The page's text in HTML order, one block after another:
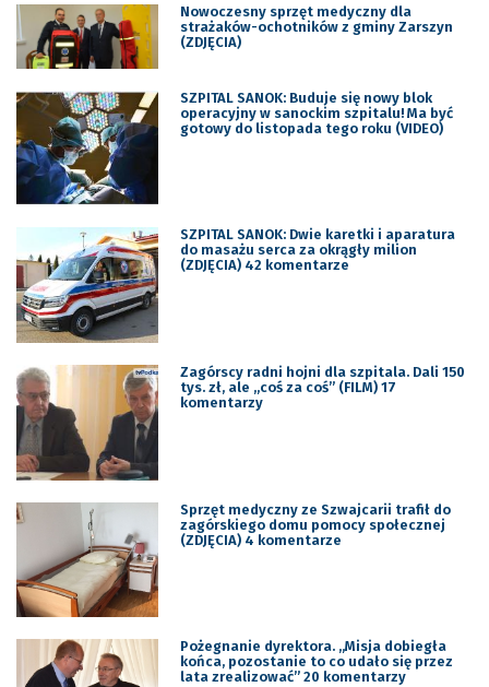
Nowoczesny sprzęt medyczny dla
strażaków-ochotników z gminy Zarszyn
(ZDJĘCIA)
SZPITAL SANOK: Buduje się nowy blok
operacyjny w sanockim szpitalu! Ma być
gotowy do listopada tego roku (VIDEO)
SZPITAL SANOK: Dwie karetki i aparatura
do masażu serca za okrągły milion
(ZDJĘCIA) 42 komentarze
Zagórscy radni hojni dla szpitala. Dali 150
tys. zł, ale „coś za coś” (FILM) 17
komentarzy
Sprzęt medyczny ze Szwajcarii trafił do
zagórskiego domu pomocy społecznej
(ZDJĘCIA) 4 komentarze
Pożegnanie dyrektora. „Misja dobiegła
końca, pozostanie to co udało się przez
lata zrealizować” 20 komentarzy